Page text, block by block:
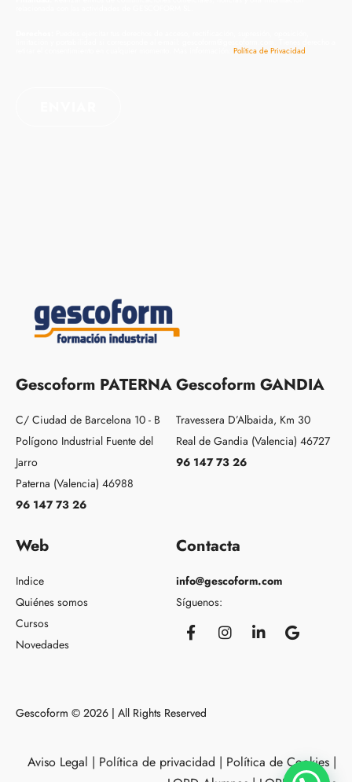
Política de Privacidad
Gescoform PATERNA
C/ Ciudad de Barcelona 10 - B
Polígono Industrial Fuente del
Jarro
Paterna (Valencia) 46988
96 147 73 26
Gescoform GANDIA
Travessera D’Albaida, Km 30
Real de Gandia (Valencia) 46727
96 147 73 26
Web
Indice
Quiénes somos
Cursos
Novedades
Contacta
info@gescoform.com
Síguenos:
Gescoform © 2026 | All Rights Reserved
Aviso Legal | Política de privacidad | Política de Cookies |